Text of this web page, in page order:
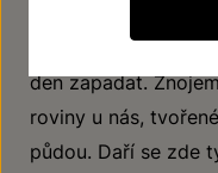
Římané. Kraj, který
a královské tabule.
den zapadat.
roviny u nás,
půdou. Daří se zde